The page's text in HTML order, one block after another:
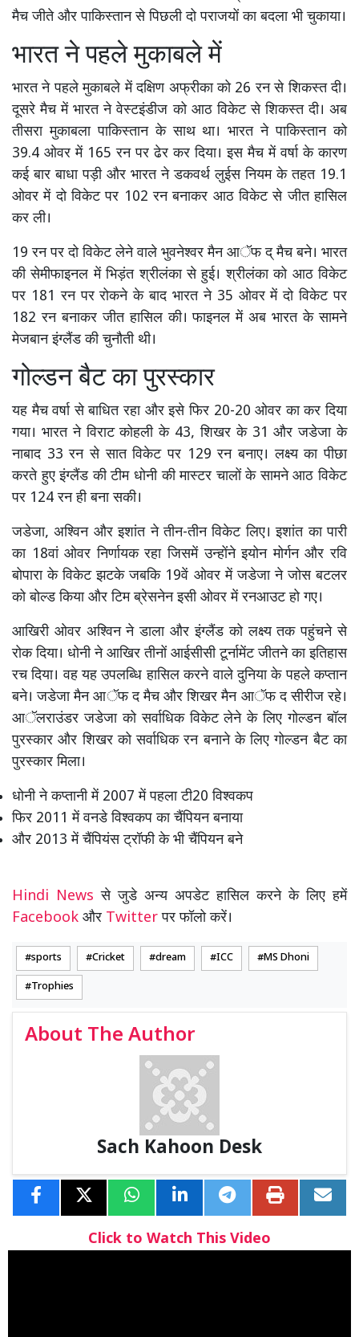
मैच जीते और पाकिस्तान से पिछली दो पराजयों का बदला भी चुकाया।
भारत ने पहले मुकाबले में
भारत ने पहले मुकाबले में दक्षिण अफ्रीका को 26 रन से शिकस्त दी।
दूसरे मैच में भारत ने वेस्टइंडीज को आठ विकेट से शिकस्त दी। अब
तीसरा मुकाबला पाकिस्तान के साथ था। भारत ने पाकिस्तान को
39.4 ओवर में 165 रन पर ढेर कर दिया। इस मैच में वर्षा के कारण
कई बार बाधा पड़ी और भारत ने डकवर्थ लुईस नियम के तहत 19.1
ओवर में दो विकेट पर 102 रन बनाकर आठ विकेट से जीत हासिल
कर ली।
19 रन पर दो विकेट लेने वाले भुवनेश्वर मैन आॅफ द् मैच बने। भारत
की सेमीफाइनल में भिड़ंत श्रीलंका से हुई। श्रीलंका को आठ विकेट
पर 181 रन पर रोकने के बाद भारत ने 35 ओवर में दो विकेट पर
182 रन बनाकर जीत हासिल की। फाइनल में अब भारत के सामने
मेजबान इंग्लैंड की चुनौती थी।
गोल्डन बैट का पुरस्कार
यह मैच वर्षा से बाधित रहा और इसे फिर 20-20 ओवर का कर दिया
गया। भारत ने विराट कोहली के 43, शिखर के 31 और जडेजा के
नाबाद 33 रन से सात विकेट पर 129 रन बनाए। लक्ष्य का पीछा
करते हुए इंग्लैंड की टीम धोनी की मास्टर चालों के सामने आठ विकेट
पर 124 रन ही बना सकी।
जडेजा, अश्विन और इशांत ने तीन-तीन विकेट लिए। इशांत का पारी
का 18वां ओवर निर्णायक रहा जिसमें उन्होंने इयोन मोर्गन और रवि
बोपारा के विकेट झटके जबकि 19वें ओवर में जडेजा ने जोस बटलर
को बोल्ड किया और टिम ब्रेसनेन इसी ओवर में रनआउट हो गए।
आखिरी ओवर अश्विन ने डाला और इंग्लैंड को लक्ष्य तक पहुंचने से
रोक दिया। धोनी ने आखिर तीनों आईसीसी टूर्नामेंट जीतने का इतिहास
रच दिया। वह यह उपलब्धि हासिल करने वाले दुनिया के पहले कप्तान
बने। जडेजा मैन आॅफ द मैच और शिखर मैन आॅफ द सीरीज रहे।
आॅलराउंडर जडेजा को सर्वाधिक विकेट लेने के लिए गोल्डन बॉल
पुरस्कार और शिखर को सर्वाधिक रन बनाने के लिए गोल्डन बैट का
पुरस्कार मिला।
धोनी ने कप्तानी में 2007 में पहला टी20 विश्वकप
फिर 2011 में वनडे विश्वकप का चैंपियन बनाया
और 2013 में चैंपियंस ट्रॉफी के भी चैंपियन बने
Hindi Newsसे जुडे अन्य अपडेट हासिल करने के लिए हमें
Facebook और Twitterपर फॉलो करें।
sports Cricket dream ICC MS Dhoni
Trophies
About The Author
Sach Kahoon Desk
Click to Watch This Video